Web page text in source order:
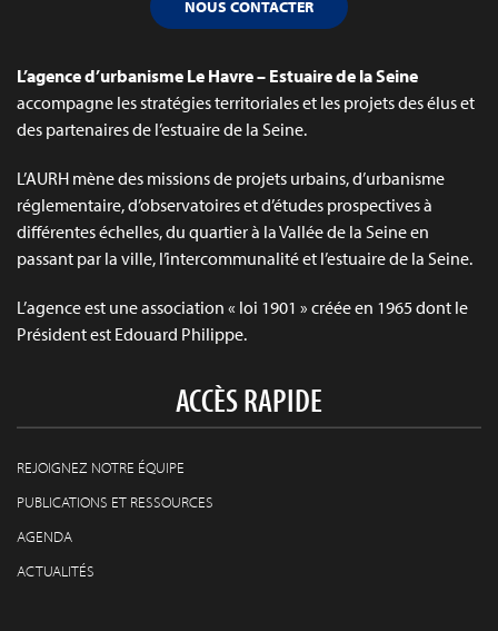
NOUS CONTACTER
L’agence d’urbanisme Le Havre – Estuaire de la Seine
accompagne les stratégies territoriales et les projets des élus et
des partenaires de l’estuaire de la Seine.
L’AURH mène des missions de projets urbains, d’urbanisme
réglementaire, d’observatoires et d’études prospectives à
différentes échelles, du quartier à la Vallée de la Seine en
passant par la ville, l’intercommunalité et l’estuaire de la Seine.
L’agence est une association « loi 1901 » créée en 1965 dont le
Président est Edouard Philippe.
ACCÈS RAPIDE
REJOIGNEZ NOTRE ÉQUIPE
PUBLICATIONS ET RESSOURCES
AGENDA
ACTUALITÉS